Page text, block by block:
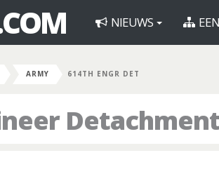
NIEUWS
ARMY 614TH ENGR DET